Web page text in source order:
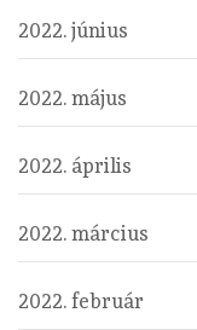
2022. június
2022. május
2022. április
2022. március
2022. február